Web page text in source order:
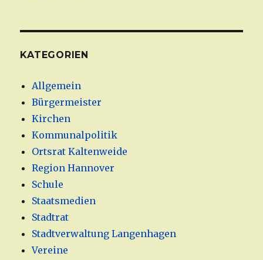
KATEGORIEN
Allgemein
Bürgermeister
Kirchen
Kommunalpolitik
Ortsrat Kaltenweide
Region Hannover
Schule
Staatsmedien
Stadtrat
Stadtverwaltung Langenhagen
Vereine